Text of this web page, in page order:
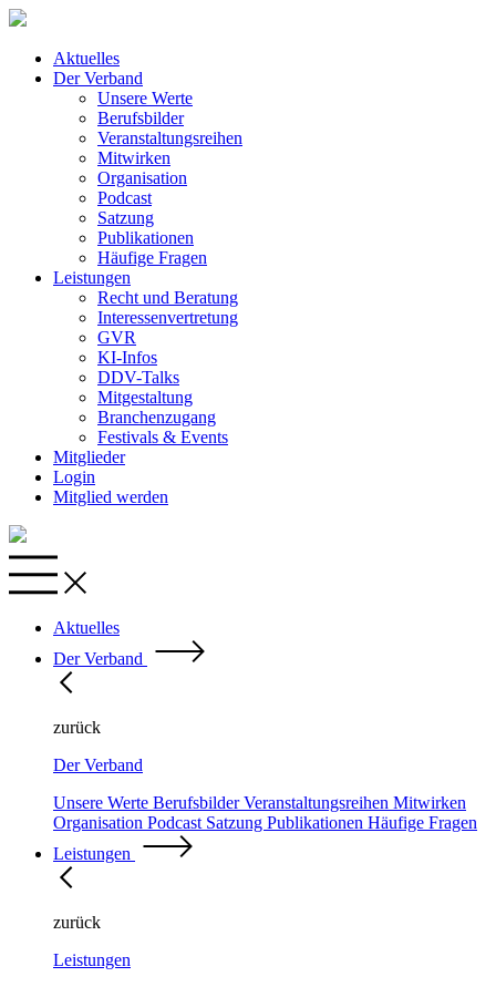
Aktuelles
Der Verband
Unsere Werte
Berufsbilder
Veranstaltungsreihen
Mitwirken
Organisation
Podcast
Satzung
Publikationen
Häufige Fragen
Leistungen
Recht und Beratung
Interessenvertretung
GVR
KI-Infos
DDV-Talks
Mitgestaltung
Branchenzugang
Festivals & Events
Mitglieder
Login
Mitglied werden
Aktuelles
Der Verband
zurück
Der Verband
Unsere Werte BerufsbilderVeranstaltungsreihen Mitwirken
Organisation Podcast Satzung Publikationen Häufige Fragen
Leistungen
zurück
Leistungen